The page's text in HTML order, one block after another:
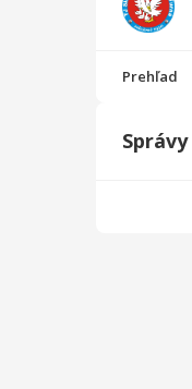
Prehľad
Správy